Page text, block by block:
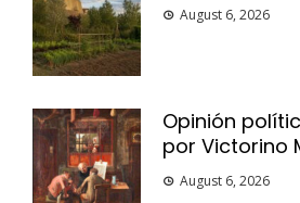
August 6, 2026
Opinión
por Victorino
August 6, 2026